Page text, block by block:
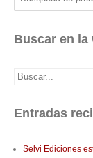
Buscar en la
Entradas
Selvi Ediciones